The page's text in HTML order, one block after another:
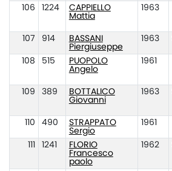
106
1224
CAPPIELLO
Mattia
1963
107
914
BASSANI
Piergiuseppe
1963
108
515
PUOPOLO
Angelo
1961
109
389
BOTTALICO
Giovanni
1963
110
490
STRAPPATO
Sergio
1961
1241
FLORIO
Francesco
paolo
1962